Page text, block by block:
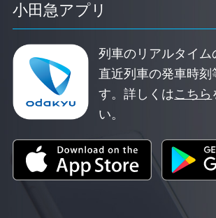
小田急アプリ
列車のリアルタイム
直近列車の発車時刻
す。詳しくはこちら
い。